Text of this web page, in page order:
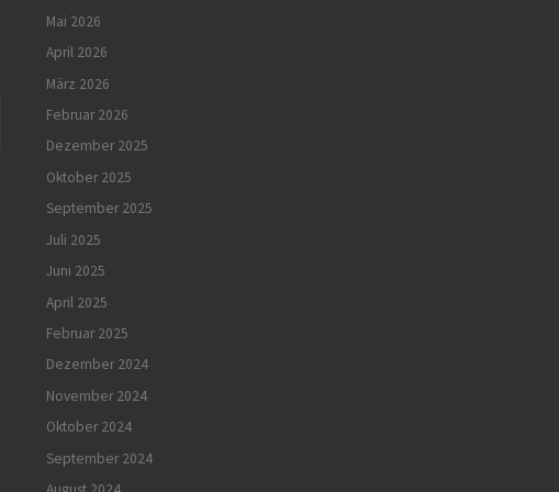
Mai 2026
April 2026
März 2026
Februar 2026
Dezember 2025
Oktober 2025
September 2025
Juli 2025
Juni 2025
April 2025
Februar 2025
Dezember 2024
November 2024
Oktober 2024
September 2024